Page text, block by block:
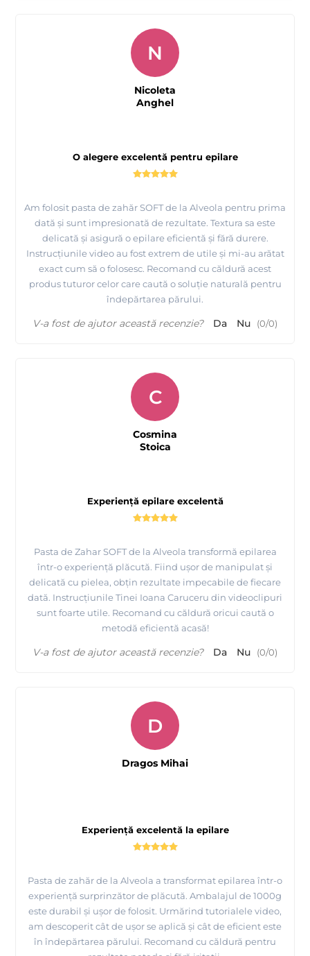
O alegere excelentă pentru epilare
Am folosit pasta de zahăr SOFT de la Alveola pentru prima
dată și sunt impresionată de rezultate. Textura sa este
delicată și asigură o epilare eficientă și fără durere.
Instrucțiunile video au fost extrem de utile și mi-au arătat
exact cum să o folosesc. Recomand cu căldură acest
produs tuturor celor care caută o soluție naturală pentru
îndepărtarea părului.
N
Nicoleta
Anghel
V-a fost de ajutor această recenzie? Da Nu (0/0)
Experiență epilare excelentă
Pasta de Zahar SOFT de la Alveola transformă epilarea
într-o experiență plăcută. Fiind ușor de manipulat și
delicată cu pielea, obțin rezultate impecabile de fiecare
dată. Instrucțiunile Tinei Ioana Caruceru din videoclipuri
sunt foarte utile. Recomand cu căldură oricui caută o
metodă eficientă acasă!
C
Cosmina
Stoica
V-a fost de ajutor această recenzie? Da Nu (0/0)
Experiență excelentă la epilare
Pasta de zahăr de la Alveola a transformat epilarea într-o
experiență surprinzător de plăcută. Ambalajul de 1000g
este durabil și ușor de folosit. Urmărind tutorialele video,
am descoperit cât de ușor se aplică și cât de eficient este
în îndepărtarea părului. Recomand cu căldură pentru
D
Dragos Mihai